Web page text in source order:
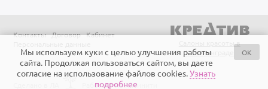
Контакты Договор Кабинет
Салоны красоты в
Калининграде
Работает на Айтинити
Мы используем куки с целью улучшения работы
сайта. Продолжая пользоваться сайтом, вы даете
согласие на использование файлов cookies.Узнать
подробнее
OK